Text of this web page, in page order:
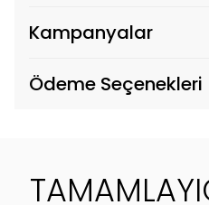
Kampanyalar
Ödeme Seçenekleri